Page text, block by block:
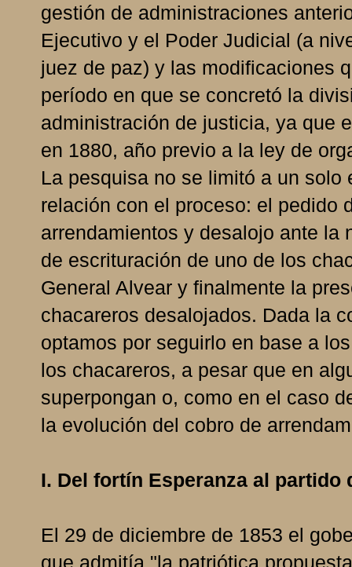
gestión de administraciones
Ejecutivo y el Poder Judicial (a
juez de paz) y las modificaciones
período en que se concretó la
administración de justicia, ya que
en 1880, año previo a la ley de
La pesquisa no se limitó a un
relación con el proceso: el pedido
arrendamientos y desalojo ante la
de escrituración de uno de los
General Alvear y finalmente la
chacareros desalojados. Dada la
optamos por seguirlo en base a
los chacareros, a pesar que en
superpongan o, como en el caso
la evolución del cobro de
I. Del fortín Esperanza al partido
El 29 de diciembre de 1853 el
que admitía "la patriótica